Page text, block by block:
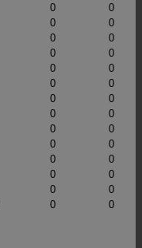
0
0
0
0
0
0
0
0
0
0
0
0
0
0
0
0
0
0
0
0
0
0
0
0
0
0
0 0